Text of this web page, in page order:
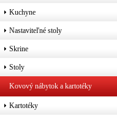
Kuchyne
Nastaviteľné stoly
Skrine
Stoly
Kovový nábytok a kartotéky
Kartotéky